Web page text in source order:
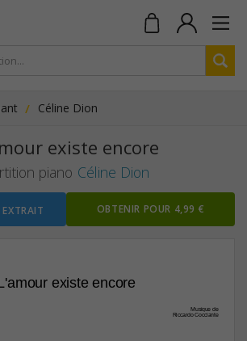
Céline Dion
existe encore
piano Céline Dion
OBTENIR POUR 4,99 €
existe encore
Musique de
Riccardo Cocciante